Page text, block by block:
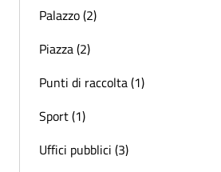
Palazzo (2)
Piazza (2)
Punti di raccolta (1)
Sport (1)
Uffici pubblici (3)